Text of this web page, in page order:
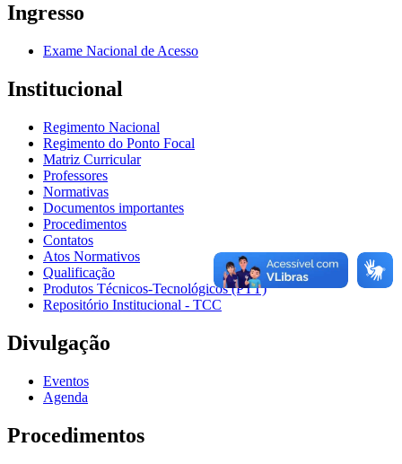
Ingresso
Exame Nacional de Acesso
Institucional
Regimento Nacional
Regimento do Ponto Focal
Matriz Curricular
Professores
Normativas
Documentos importantes
Procedimentos
Contatos
Atos Normativos
Qualificação
Produtos Técnicos-Tecnológicos (PTT)
Repositório Institucional - TCC
Divulgação
Eventos
Agenda
Procedimentos